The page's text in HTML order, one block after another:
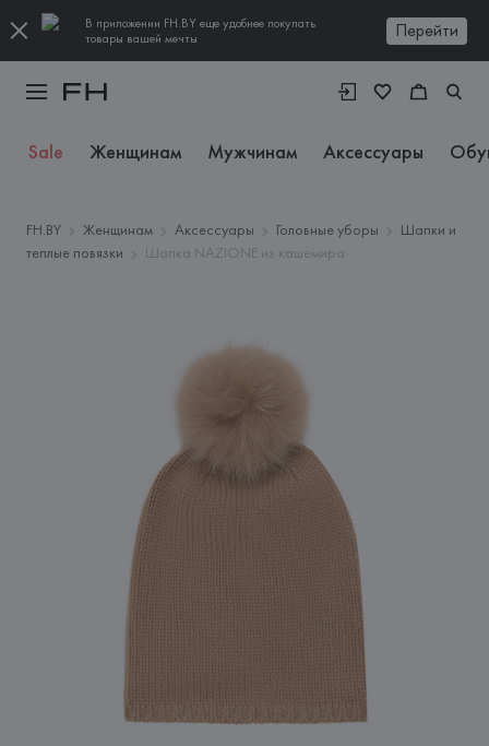
В приложении FH.BY еще удобнее покупать
товары вашей мечты
Перейти
Sale Женщинам Мужчинам Аксессуары
FH.BY Женщинам Аксессуары Головные уборы
Шапки и
теплые повязки
Шапка NAZIONE из кашемира